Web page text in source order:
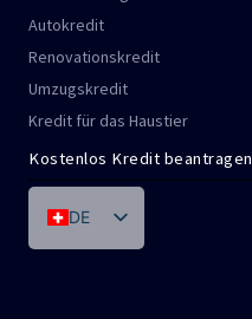
Autokredit
Renovationskredit
Umzugskredit
Kredit für das Haustier
Kostenlos Kredit beantragen
DE
FR